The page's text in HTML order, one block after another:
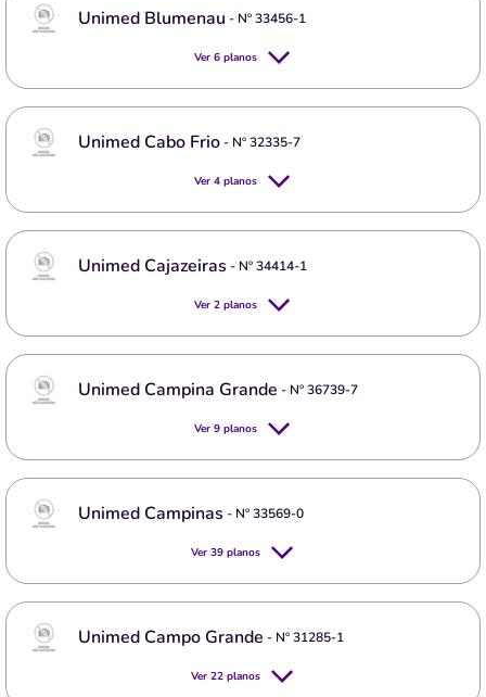
Unimed Blumenau - Nº33456-1
Ver 6 planos
Unimed Cabo Frio- Nº32335-7
Ver 4 planos
Unimed Cajazeiras - Nº34414-1
Ver 2 planos
Unimed Campina Grande - Nº36739-7
Ver 9 planos
Unimed Campinas - Nº33569-0
Ver 39 planos
Unimed Campo Grande - Nº31285-1
Ver 22 planos